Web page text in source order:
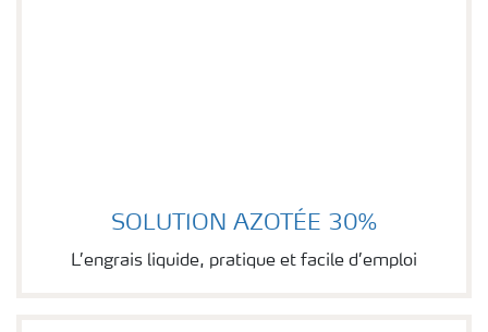
Image of SOLUTION AZOTÉE 30%
SOLUTION AZOTÉE 30%
L’engrais liquide, pratique et facile d’emploi